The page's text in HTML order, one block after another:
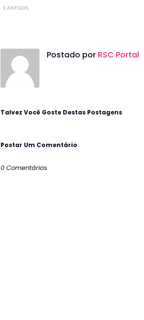
ANTIGOS
Postado por RSC Portal
Talvez Você Goste Destas Postagens
Postar Um Comentário
0 Comentários